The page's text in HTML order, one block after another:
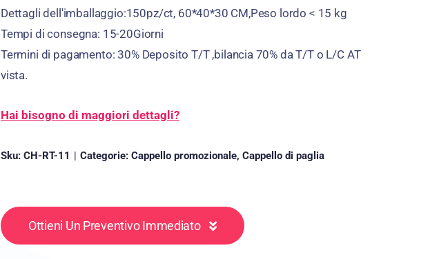
Dettagli dell'imballaggio:150pz/ct, 60*40*30 CM,Peso lordo < 15 kg
Tempi di consegna: 15-20Giorni
Termini di pagamento: 30% Deposito T/T ,bilancia 70% da T/T o L/C AT
vista.
Hai bisogno di maggiori dettagli?
Sku: CH-RT-11 | Categorie: Cappello promozionale, Cappello di paglia
Ottieni Un Preventivo Immediato